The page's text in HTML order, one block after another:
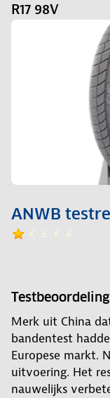
R17 98V
ANWB
Testbeoordeling
Merk uit China
bandentest
Europese markt.
uitvoering. Het
nauwelijks